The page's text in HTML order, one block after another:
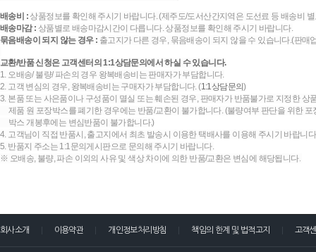
배송비 :상품정보를 확인해 주시기 바랍니다. (제주도/도서산간지역은 도선료 등 배송비
배송마감 : 상품별로 배송마감시간이 다릅니다. 상품정보를 확인해 주시기 바랍니다.
묶음배송이 되지 않는 경우 : 출고지가 다른 경우, 묶음배송이 되지 않을 수 있습니다.(판
교환/반품 신청은 고객센터의 1:1상담문의에서 하실 수 있습니다.
1. 오배송/ 불량/ 파손의 경우 왕복배송비는 판매자가 부담합니다.
2. 고객 변심의 경우, 왕복배송비는 구매자가 부담합니다. (1:1상담문의)
3. 본품 또는 사은품이나 구성품이 멸실 또는 훼손된 경우, 판매자가 반품불가로 지정한 상
제품 원 포장박스를 폐기한 경우에는 반품/교환이 불가합니다. (불량여부 판단을 위한
박스 개봉후에는 변심반품이 불가합니다.)
4. 고객님이 직접 반품시, 출고지에서 최초 발송시 이용한 택배사를 이용해 주시기 바랍니
5. 반품지 주소는 1:1문의게시판으로 문의해 주시기 바랍니다.
※ 오배송, 불량, 파손 이외의 사유 및 색상 차이에 의한 반품/교환은 변심에 해당됩니다.
회사소개 이용약관 개인정보처리방침 책임의 한계 및 법적고지 고객